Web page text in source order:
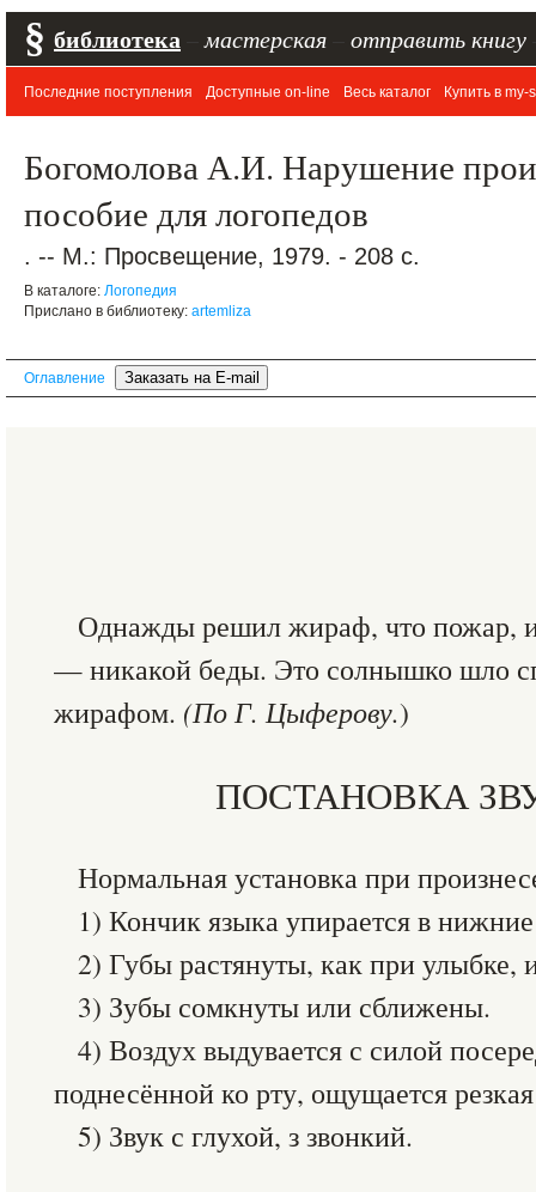
§ библиотека мастерская отправить книгу
Последние поступления Доступные on-line Весь каталог Купить в my-
Богомолова А.И. Нарушение
пособие для логопедов
. -- М.: Просвещение, 1979. - 208 с.
В каталоге: Логопедия
Прислано в библиотеку: artemliza
Оглавление
Однажды решил жираф, что пожар,
— никакой беды. Это солнышко шло
жирафом. (По Г. Цыферову.)
ПОСТАНОВКА
Нормальная установка при
1) Кончик языка упирается в
2) Губы растянуты, как при улыбке,
3) Зубы сомкнуты или сближены.
4) Воздух выдувается с силой
поднесённой ко рту, ощущается
5) Звук с глухой, з звонкий.